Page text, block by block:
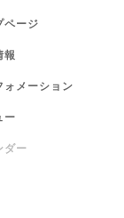
ページ
報
ォメーション
ー
ダー